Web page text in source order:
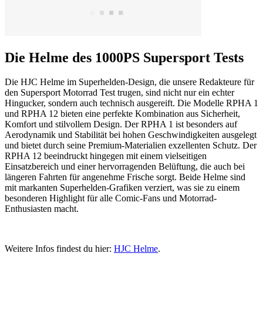
Die Helme des 1000PS Supersport Tests
Die HJC Helme im Superhelden-Design, die unsere Redakteure für
den Supersport Motorrad Test trugen, sind nicht nur ein echter
Hingucker, sondern auch technisch ausgereift. Die Modelle RPHA 1
und RPHA 12 bieten eine perfekte Kombination aus Sicherheit,
Komfort und stilvollem Design. Der RPHA 1 ist besonders auf
Aerodynamik und Stabilität bei hohen Geschwindigkeiten ausgelegt
und bietet durch seine Premium-Materialien exzellenten Schutz. Der
RPHA 12 beeindruckt hingegen mit einem vielseitigen
Einsatzbereich und einer hervorragenden Belüftung, die auch bei
längeren Fahrten für angenehme Frische sorgt. Beide Helme sind
mit markanten Superhelden-Grafiken verziert, was sie zu einem
besonderen Highlight für alle Comic-Fans und Motorrad-
Enthusiasten macht.
Weitere Infos findest du hier: HJC Helme.